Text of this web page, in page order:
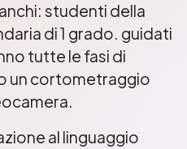
studenti della
di 1 grado. guidati
tutte le fasi di
un cortometraggio
al linguaggio